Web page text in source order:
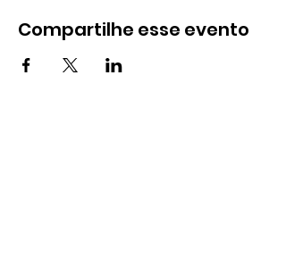
Compartilhe esse evento